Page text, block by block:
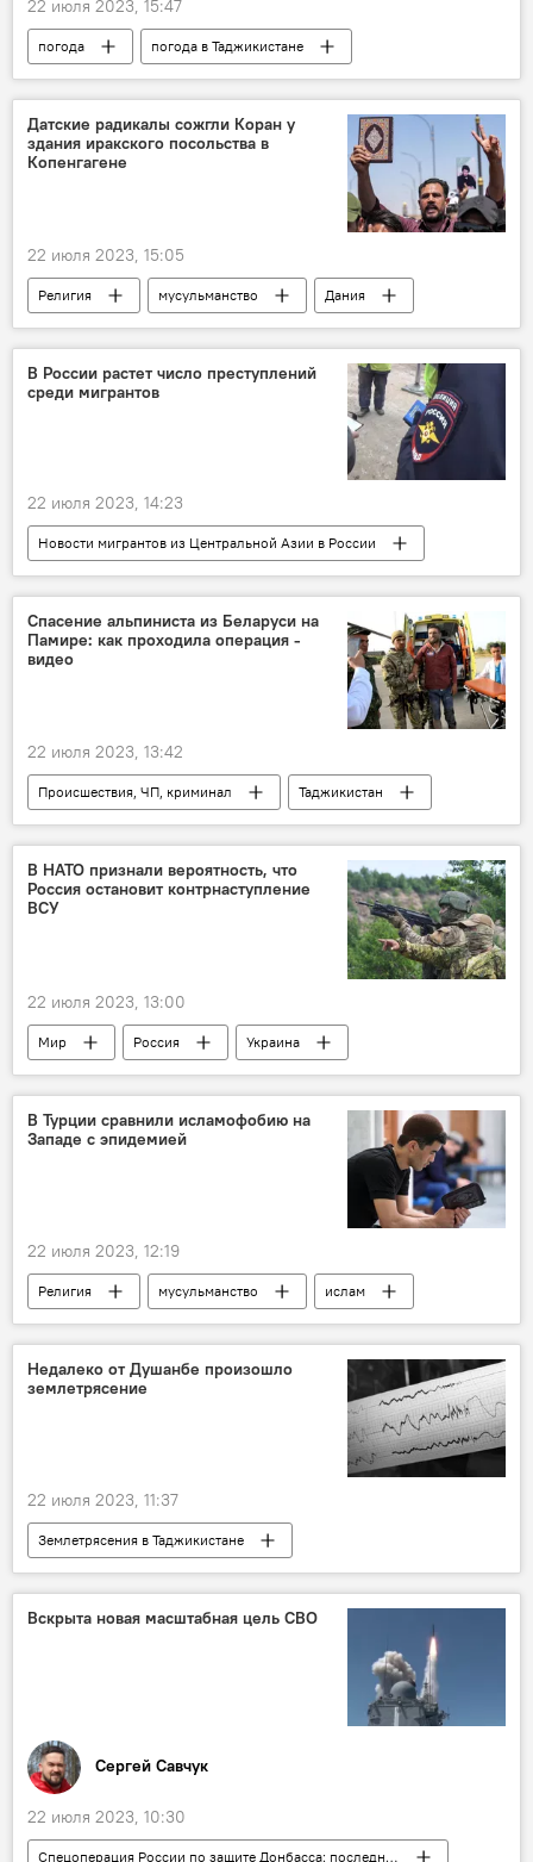
22 июля 2023, 15:47
погода
погода в Таджикистане
Таджикистан
жара
Агентство по гидрометеорологии Таджикистана
Датские радикалы сожгли Коран у
здания иракского посольства в
Копенгагене
22 июля 2023, 15:05
Религия мусульманство
Дания
Мир
Коран
В России растет число преступлений
среди мигрантов
22 июля 2023, 14:23
Новости мигрантов из Центральной Азии в России
Миграция
Россия
преступность
МВД России
Спасение альпиниста из Беларуси на
Памире: как проходила операция -
видео
22 июля 2023, 13:42
Происшествия, ЧП, криминал
Таджикистан
Беларусь
КЧС Таджикистана
В НАТО признали вероятность, что
Россия остановит контрнаступление
ВСУ
22 июля 2023, 13:00
Мир Россия
Украина
конфликт
Спецоперация России по защите Донбасса: последние новости
В Турции сравнили исламофобию на
Западе с эпидемией
22 июля 2023, 12:19
Религия мусульманство
ислам
Коран
Недалеко от Душанбе произошло
землетрясение
22 июля 2023, 11:37
Землетрясения в Таджикистане
землетрясение
Таджикистан
Происшествия, ЧП, криминал
Вскрыта новая масштабная цель СВО
Сергей Савчук
22 июля 2023, 10:30
Спецоперация России по защите Донбасса: последние новости